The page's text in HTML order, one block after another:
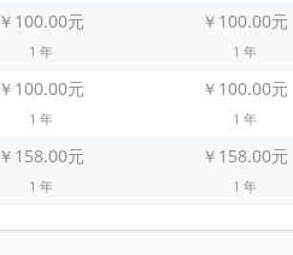
￥100.00元
1 年
￥100.00元
1 年
￥100.00元
1 年
￥100.00元
1 年
￥158.00元
1 年
￥158.00元
1 年